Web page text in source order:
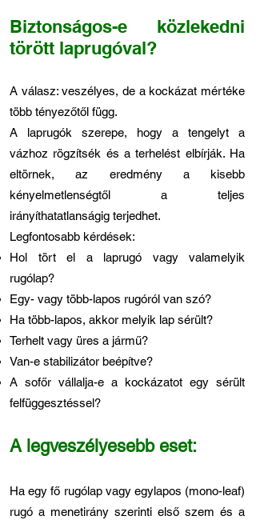
Biztonságos-e közlekedni
törött laprugóval?
A válasz: veszélyes, de a kockázat mértéke
több tényezőtől függ.
A laprugók szerepe, hogy a tengelyt a
vázhoz rögzítsék és a terhelést elbírják. Ha
eltörnek, az eredmény a kisebb
kényelmetlenségtől a teljes
irányíthatatlanságig terjedhet.
Legfontosabb kérdések:
Hol tört el a laprugó vagy valamelyik
rugólap?
Egy- vagy több-lapos rugóról van szó?
Ha több-lapos, akkor melyik lap sérült?
Terhelt vagy üres a jármű?
Van-e stabilizátor beépítve?
A sofőr vállalja-e a kockázatot egy sérült
felfüggesztéssel?
A legveszélyesebb eset:
Ha egy fő rugólap vagy egylapos (mono-leaf)
rugó a menetirány szerinti első szem és a